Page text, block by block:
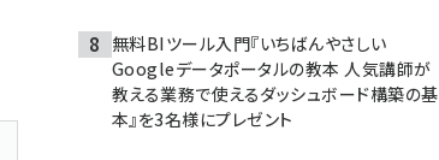
無料BIツール入門『いちばんやさしい
Googleデータポータルの教本 人気講師が
教える業務で使えるダッシュボード構築の基
本』を3名様にプレゼント